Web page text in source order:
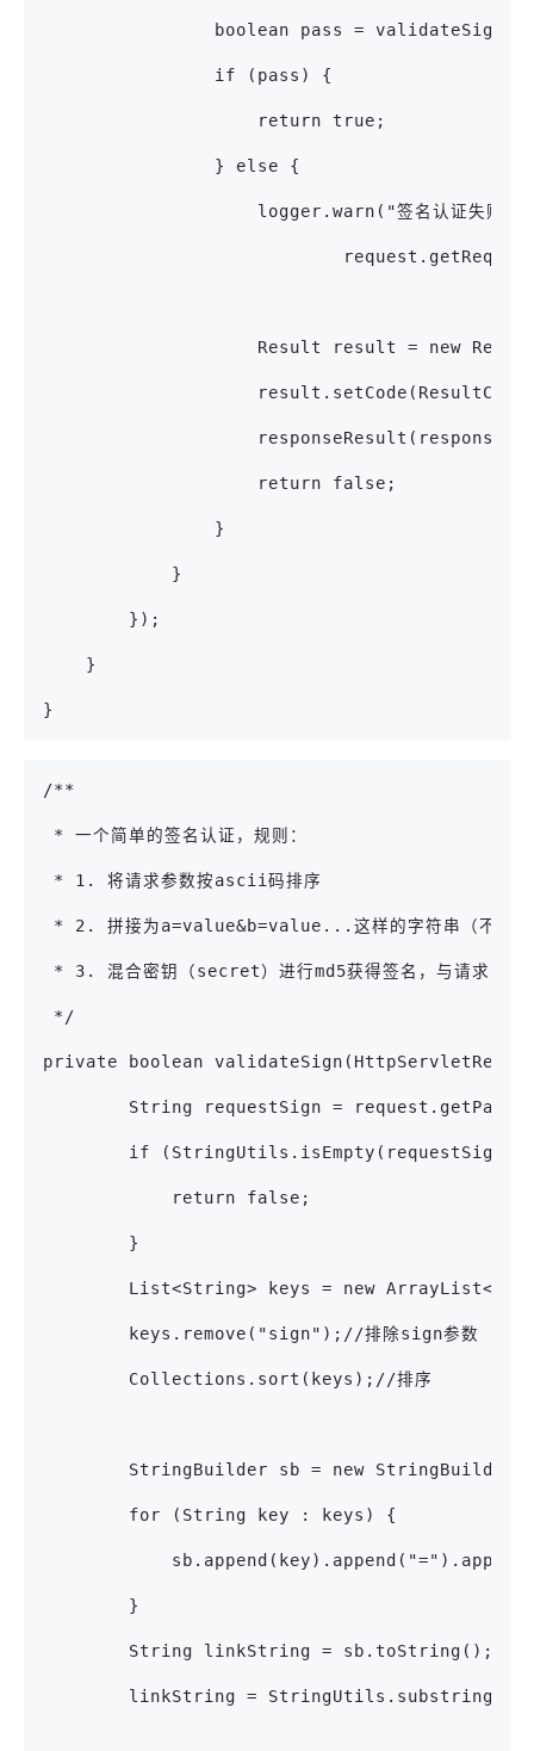
boolean pass =
                if (pass) {
                    return true;
                } else {
logger.warn("签名认证失败，
Result result = new
responseResult(response,
                    return false;
                }
            }
        });
    }
}
/**
* 一个简单的签名认证，规则：
* 1. 将请求参数按ascii码排序
* 2. 拼接为a=value&b=value...这样的字符串（不包
* 3. 混合密钥（secret）进行md5获得签名，与请求的签
*/
private boolean
String requestSign =
if (StringUtils.isEmpty(requestSign))
            return false;
        }
List<String> keys = new
        keys.remove("sign");//排除sign参数
        Collections.sort(keys);//排序
StringBuilder sb = new
        for (String key : keys) {
        }
        String linkString = sb.toString();
linkString =